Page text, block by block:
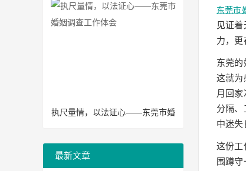
东莞市
见证
力，更
东莞的
这就为
月回
分隔、
中迷失
这份工
围蹲
执尺量情，以法证心——东莞市婚
最新文章